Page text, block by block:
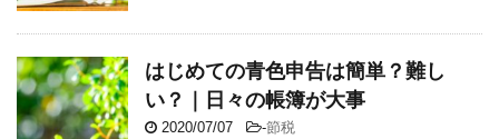
はじめての青色申告は簡単？難し
い？｜日々の帳簿が大事
2020/07/07 -節税